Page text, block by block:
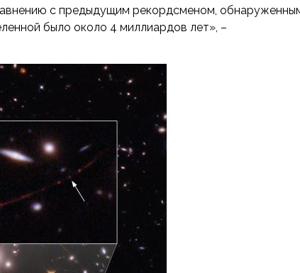
с предыдущим рекордсменом,
было около 4 миллиардов лет», –